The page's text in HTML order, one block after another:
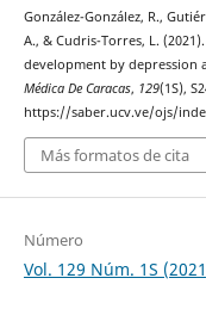
González-González, R.,
A., & Cudris-Torres, L.
development by depression
Médica De Caracas, 129(1S),
https://saber.ucv.ve/ojs/
Más formatos de cita
Número
Vol. 129 Núm. 1S